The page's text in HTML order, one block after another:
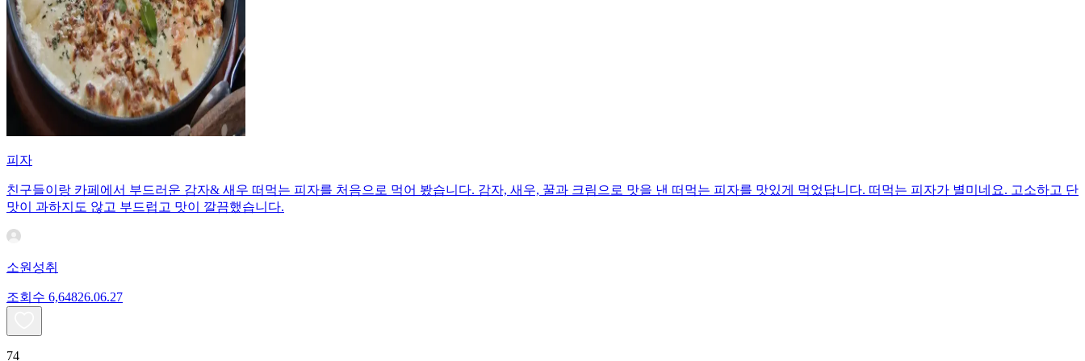
피자
친구들이랑 카페에서 부드러운 감자& 새우 떠먹는 피자를 처음으로 먹어 봤습니다. 감자, 새우, 꿀과 크림으로 맛을 낸 떠먹는 피자를 맛있게 먹었답니다. 떠먹는 피자가 별미네요. 고소하고 단
맛이 과하지도 않고 부드럽고 맛이 깔끔했습니다.
소원성취
조회수 6,64826.06.27
74